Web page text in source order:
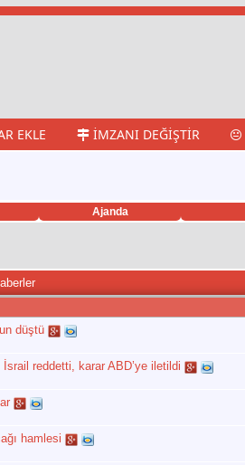
EKLE İMZANI DEĞIŞTIR
Ajanda
düştü
reddetti, karar ABD’ye iletildi
hamlesi